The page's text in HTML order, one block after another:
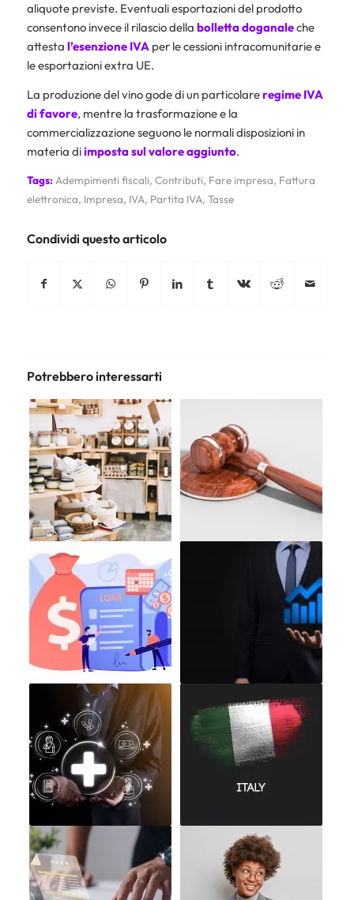
aliquote previste. Eventuali esportazioni del prodotto
consentono invece il rilascio della bolletta doganaleche
attesta l’esenzione IVAper le cessioni intracomunitarie e
le esportazioni extra UE.
La produzione del vino gode di un particolareregime IVA
di favore, mentre la trasformazione e la
commercializzazione seguono le normali disposizioni in
materia diimposta sul valore aggiunto.
Tags:Adempimenti fiscali, Contributi, Fare impresa, Fattura
elettronica, Impresa, IVA, Partita IVA, Tasse
Condividi questo articolo
Potrebbero interessarti